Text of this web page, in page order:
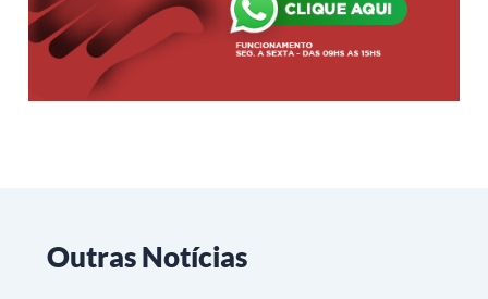
Outras Notícias